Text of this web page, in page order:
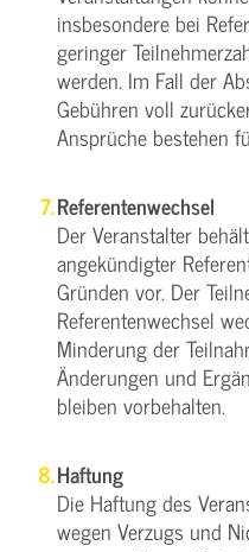
insbesondere bei
geringer
werden. Im Fall der
Gebühren voll
Ansprüche bestehen
Referentenwechsel
Der Veranstalter
angekündigter
Gründen vor. Der
Referentenwechsel
Minderung der
Änderungen und
bleiben vorbehalten.
Haftung
Die Haftung des
wegen Verzugs und